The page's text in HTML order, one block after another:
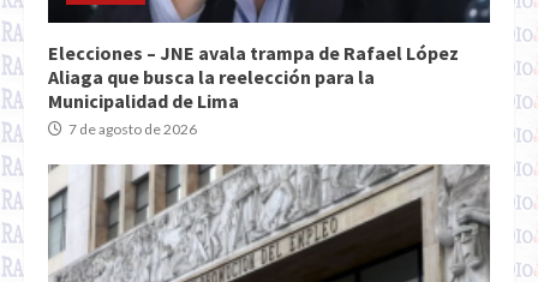
Elecciones – JNE avala trampa de Rafael López
Aliaga que busca la reelección para la
Municipalidad de Lima
7 de agosto de 2026